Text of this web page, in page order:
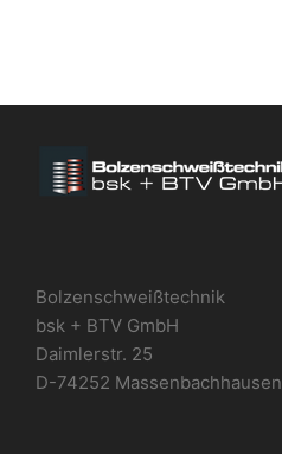
Bolzenschweißtechnik
bsk + BTV GmbH
Daimlerstr. 25
D-74252 Massenbachhausen